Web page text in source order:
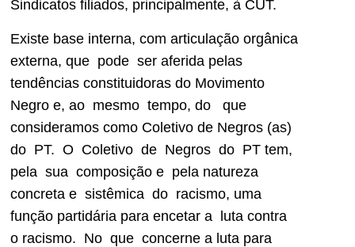
Sindicatos filiados, principalmente, à CUT.
Existe base interna, com articulação orgânica
externa, que pode ser aferida pelas
tendências constituidoras do Movimento
Negro e, ao mesmo tempo, do que
consideramos como Coletivo de Negros (as)
do PT. O Coletivo de Negros do PT tem,
pela sua composição e pela natureza
concreta e sistêmica do racismo, uma
função partidária para encetar a luta contra
o racismo. No que concerne a luta para